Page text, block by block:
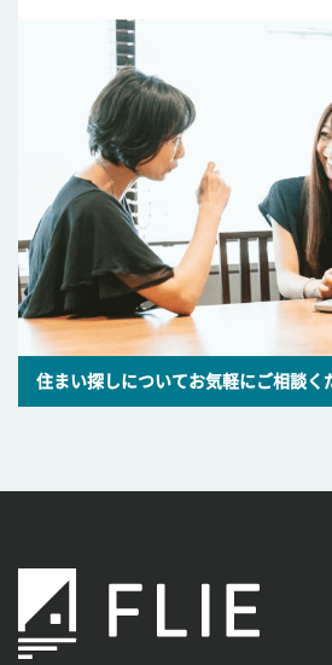
住まい探しについてお気軽にご相談く